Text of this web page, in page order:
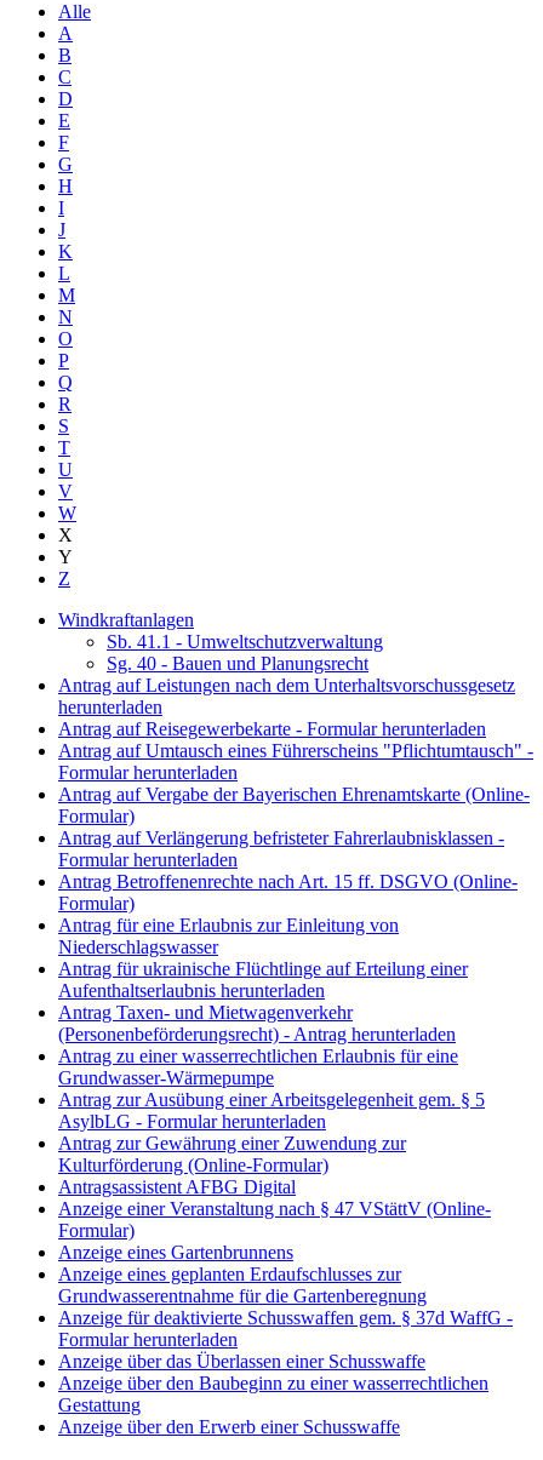
Alle
A
B
C
D
E
F
G
H
I
J
K
L
M
N
O
P
Q
R
S
T
U
V
W
X
Y
Z
Windkraftanlagen
Sb. 41.1 - Umweltschutzverwaltung
Sg. 40 - Bauen und Planungsrecht
Antrag auf Leistungen nach dem Unterhaltsvorschussgesetz
herunterladen
Antrag auf Reisegewerbekarte - Formular herunterladen
Antrag auf Umtausch eines Führerscheins "Pflichtumtausch" -
Formular herunterladen
Antrag auf Vergabe der Bayerischen Ehrenamtskarte (Online-
Formular)
Antrag auf Verlängerung befristeter Fahrerlaubnisklassen -
Formular herunterladen
Antrag Betroffenenrechte nach Art. 15 ff. DSGVO (Online-
Formular)
Antrag für eine Erlaubnis zur Einleitung von
Niederschlagswasser
Antrag für ukrainische Flüchtlinge auf Erteilung einer
Aufenthaltserlaubnis herunterladen
Antrag Taxen- und Mietwagenverkehr
(Personenbeförderungsrecht) - Antrag herunterladen
Antrag zu einer wasserrechtlichen Erlaubnis für eine
Grundwasser-Wärmepumpe
Antrag zur Ausübung einer Arbeitsgelegenheit gem. § 5
AsylbLG - Formular herunterladen
Antrag zur Gewährung einer Zuwendung zur
Kulturförderung (Online-Formular)
Antragsassistent AFBG Digital
Anzeige einer Veranstaltung nach § 47 VStättV (Online-
Formular)
Anzeige eines Gartenbrunnens
Anzeige eines geplanten Erdaufschlusses zur
Grundwasserentnahme für die Gartenberegnung
Anzeige für deaktivierte Schusswaffen gem. § 37d WaffG -
Formular herunterladen
Anzeige über das Überlassen einer Schusswaffe
Anzeige über den Baubeginn zu einer wasserrechtlichen
Gestattung
Anzeige über den Erwerb einer Schusswaffe